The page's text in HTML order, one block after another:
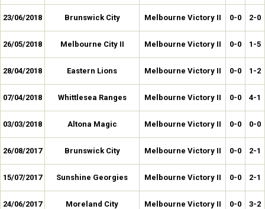
23/06/2018 Brunswick City Melbourne Victory II 0-0 2-0
26/05/2018 Melbourne City II Melbourne Victory II 0-0 1-5
28/04/2018 Eastern Lions Melbourne Victory II 0-0 1-2
07/04/2018 Whittlesea Ranges Melbourne Victory II 0-0 4-1
03/03/2018 Altona Magic Melbourne Victory II 0-0 0-0
26/08/2017 Brunswick City Melbourne Victory II 0-0 2-1
15/07/2017 Sunshine Georgies Melbourne Victory II 0-0 2-1
24/06/2017 Moreland City Melbourne Victory II 0-0 3-2